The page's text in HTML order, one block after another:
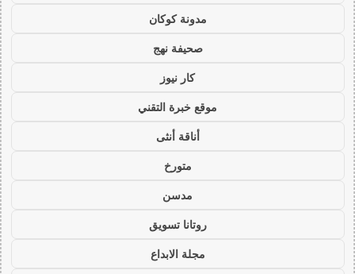
مدونة كوكان
صحيفة نهج
كار نيوز
موقع خبرة التقني
أناقة أنثى
متورخ
مدسن
روتانا تسويق
مجلة الابداع